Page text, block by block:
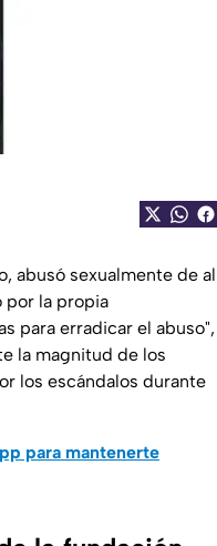
abusó sexualmente de al
por la propia
para erradicar el abuso",
la magnitud de los
los escándalos durante
para mantenerte